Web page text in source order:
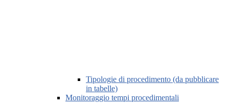
Tipologie di procedimento (da pubblicare
in tabelle)
Monitoraggio tempi procedimentali